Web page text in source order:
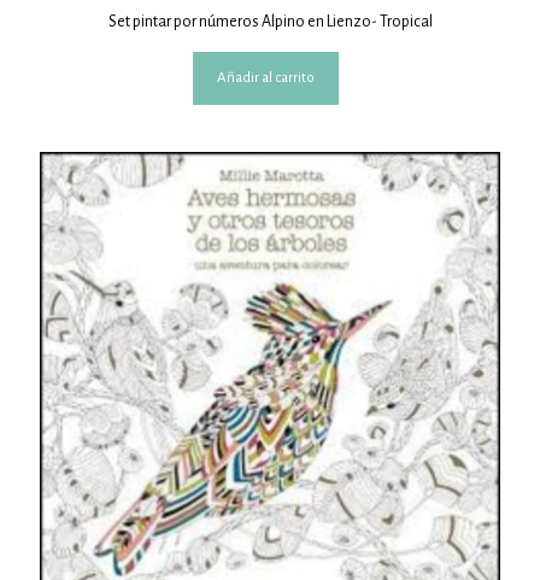
Set pintar por números Alpino en Lienzo- Tropical
Añadir al carrito